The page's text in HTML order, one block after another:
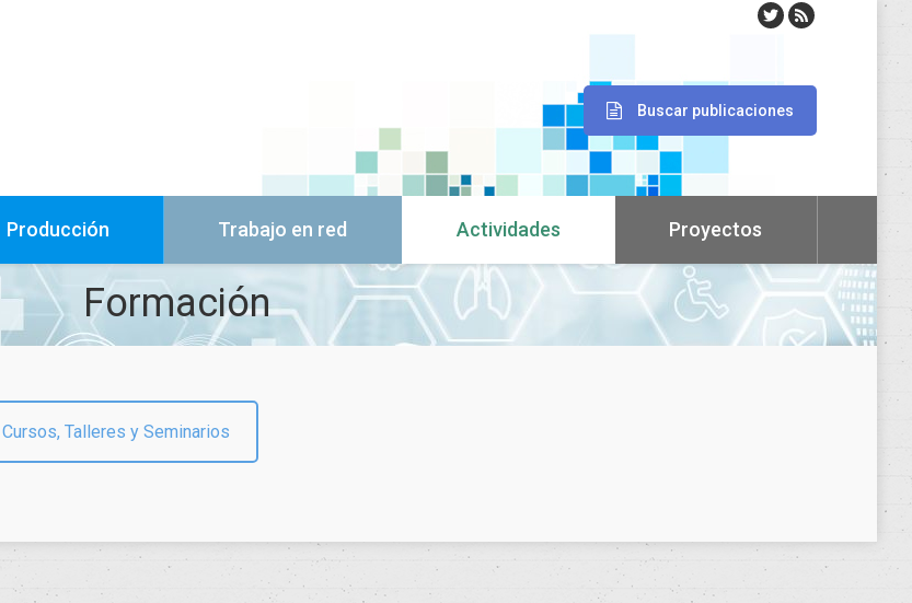
Buscar publicaciones
Producción Trabajo en red Actividades Proyectos
Formación
Cursos, Talleres y Seminarios